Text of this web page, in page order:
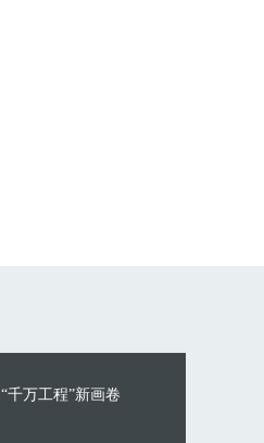
“千万工程”新画卷